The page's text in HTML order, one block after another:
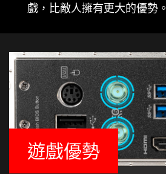
戲，比敵人擁有更大的優勢。
遊戲優勢